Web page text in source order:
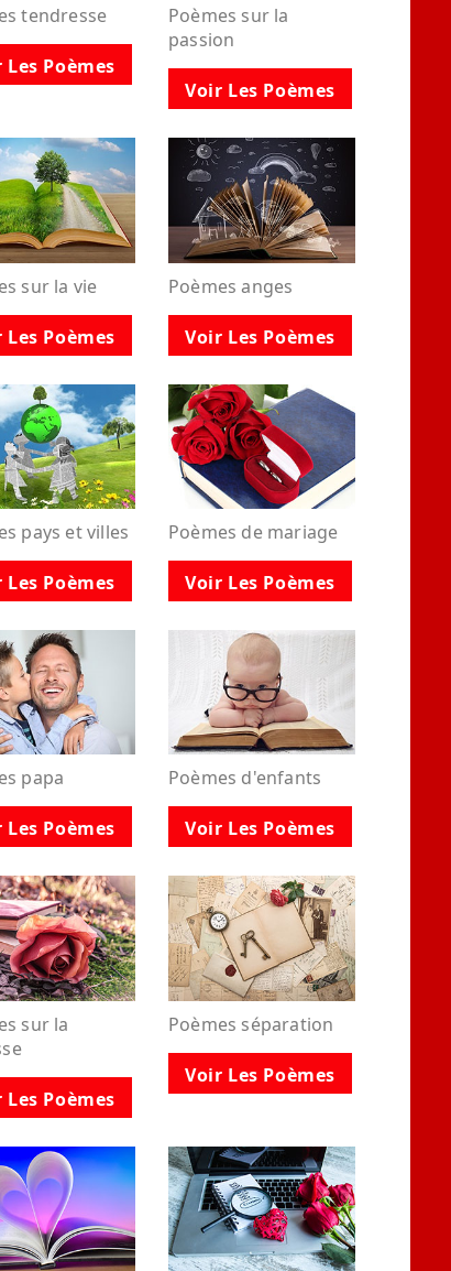
tendresse
Les Poèmes
Poèmes sur la
passion
Voir Les Poèmes
sur la vie
Les Poèmes
Poèmes anges
Voir Les Poèmes
pays et villes
Les Poèmes
Poèmes de mariage
Voir Les Poèmes
papa
Les Poèmes
Poèmes d'enfants
Voir Les Poèmes
sur la
Les Poèmes
Poèmes séparation
Voir Les Poèmes